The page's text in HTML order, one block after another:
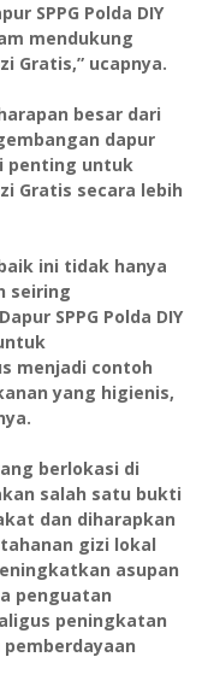
SPPG Polda DIY
mendukung
Gratis,” ucapnya.
besar dari
dapur
penting untuk
Gratis secara lebih
ini tidak hanya
seiring
SPPG Polda DIY
menjadi contoh
yang higienis,
berlokasi di
salah satu bukti
dan diharapkan
gizi lokal
asupan
penguatan
peningkatan